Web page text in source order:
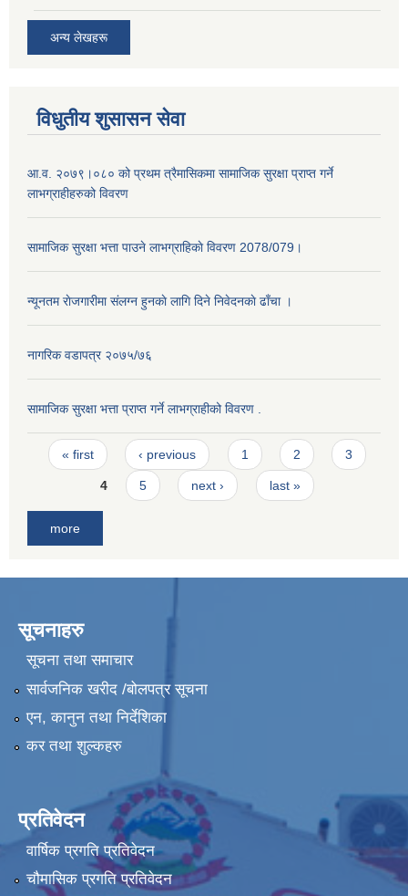
अन्य लेखहरू
विधुतीय शुसासन सेवा
आ.व. २०७९।०८० को प्रथम त्रैमासिकमा सामाजिक सुरक्षा प्राप्त गर्ने
लाभग्राहीहरुको विवरण
सामाजिक सुरक्षा भत्ता पाउने लाभग्राहिकाे विवरण 2078/079।
न्यूनतम राेजगारीमा संलग्न हुनकाे लागि दिने निवेदनकाे ढाँचा ।
नागरिक वडापत्र २०७५/७६
सामाजिक सुरक्षा भत्ता प्राप्त गर्ने लाभग्राहीको विवरण .
Pages
« first ‹ previous 1 2 3
4 5 next › last »
more
सूचनाहरु
सूचना तथा समाचार
सार्वजनिक खरीद /बोलपत्र सूचना
एन, कानुन तथा निर्देशिका
कर तथा शुल्कहरु
प्रतिवेदन
वार्षिक प्रगति प्रतिवेदन
चौमासिक प्रगति प्रतिवेदन